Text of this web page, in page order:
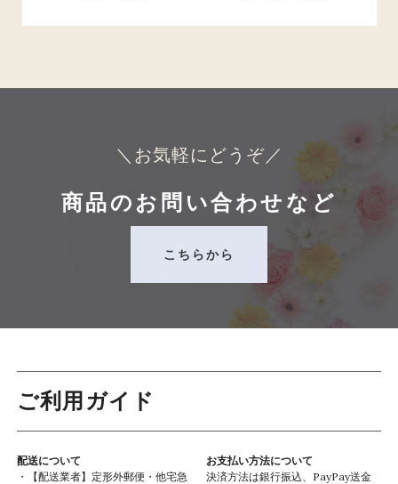
ー
＼お気軽にどうぞ／
商品のお問い合わせなど
こちらから
ご利用ガイド
配送について
・【配送業者】定形外郵便・他宅急
お支払い方法について
決済方法は銀行振込、PayPay送金